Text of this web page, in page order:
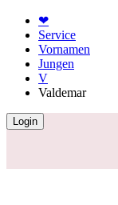
❤
Service
Vornamen
Jungen
V
Valdemar
Login